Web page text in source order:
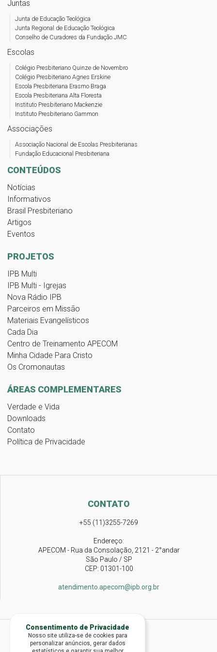
Juntas
Junta de Educação Teológica
Junta Regional de Educação Teológica
Conselho de Curadores da Fundação JMC
Escolas
Colégio Presbiteriano Quinze de Novembro
Colégio Presbiteriano Agnes Erskine
Escola Presbiteriana Erasmo Braga
Escola Presbiteriana Alta Floresta
Instituto Presbiteriano Mackenzie
Instituto Presbiteriano Gammon
Associações
Associação Nacional de Escolas Presbiterianas
Fundação Educacional Presbiteriana
CONTEÚDOS
Notícias
Informativos
Brasil Presbiteriano
Artigos
Eventos
PROJETOS
IPB Multi
IPB Multi - Igrejas
Nova Rádio IPB
Parceiros em Missão
Materiais Evangelísticos
Cada Dia
Centro de Treinamento APECOM
Minha Cidade Para Cristo
Os Cromonautas
ÁREAS COMPLEMENTARES
Verdade e Vida
Downloads
Contato
Política de Privacidade
CONTATO
+55 (11)3255-7269
Endereço:
APECOM - Rua da Consolação, 2121 - 2°andar
São Paulo / SP
CEP: 01301-100
atendimento.apecom@ipb.org.br
Consentimento de Privacidade
Nosso site utiliza-se de cookies para
personalizar anúncios, gerar dados